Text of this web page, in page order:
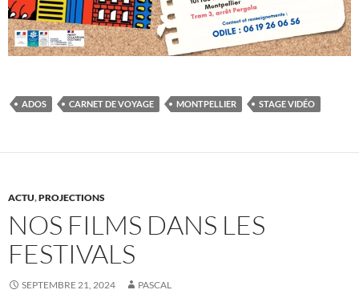
ADOS CARNET DE VOYAGE MONTPELLIER STAGE VIDÉO
ACTU,PROJECTIONS
NOS FILMS DANS LES
FESTIVALS
SEPTEMBRE 21, 2024 PASCAL